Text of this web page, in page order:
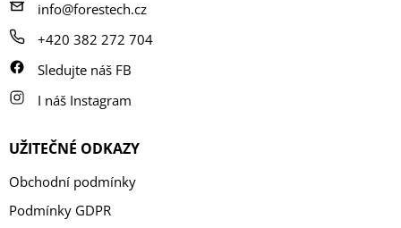
info@forestech.cz
+420 382 272 704
Sledujte náš FB
I náš Instagram
UŽITEČNÉ ODKAZY
Obchodní podmínky
Podmínky GDPR